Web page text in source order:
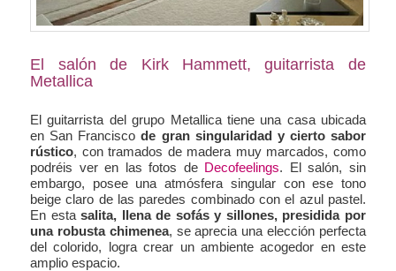
El salón de Kirk Hammett, guitarrista de
Metallica
El guitarrista del grupo Metallica tiene una casa ubicada
en San Franciscode gran singularidad y cierto sabor
rústico, con tramados de madera muy marcados, como
podréis ver en las fotos de Decofeelings. El salón, sin
embargo, posee una atmósfera singular con ese tono
beige claro de las paredes combinado con el azul pastel.
En estasalita, llena de sofás y sillones, presidida por
una robusta chimenea, se aprecia una elección perfecta
del colorido, logra crear un ambiente acogedor en este
amplio espacio.